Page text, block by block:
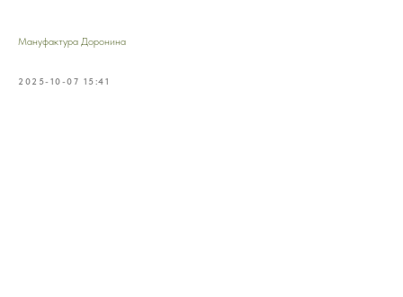
Мануфактура Доронина
2025-10-07 15:41